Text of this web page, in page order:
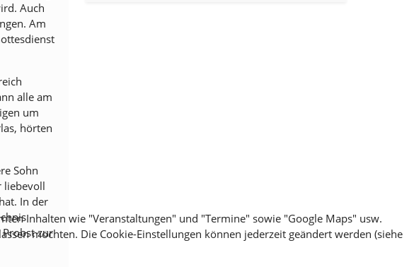
Auch
Am
alle am
um
hörten
Sohn
liebevoll
In der
Probst zur
Inhalten wie "Veranstaltungen" und "Termine" sowie "Google Maps" usw.
möchten. Die Cookie-Einstellungen können jederzeit geändert werden (siehe